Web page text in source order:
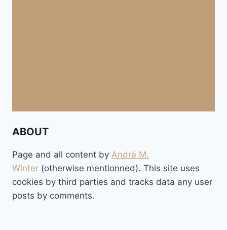
ABOUT
Page and all content by André M.
Winter (otherwise mentionned). This site uses
cookies by third parties and tracks data any user
posts by comments.